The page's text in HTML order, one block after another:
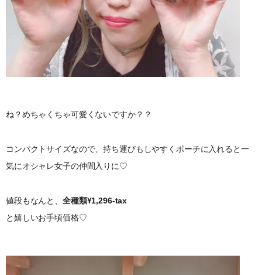
ね？めちゃくちゃ可愛くないですか？？
コンパクトサイズなので、持ち運びもしやすくポーチに入れると一
気にオシャレ女子の仲間入りに♡
値段もなんと、全種類¥1,296-tax
と嬉しいお手頃価格♡